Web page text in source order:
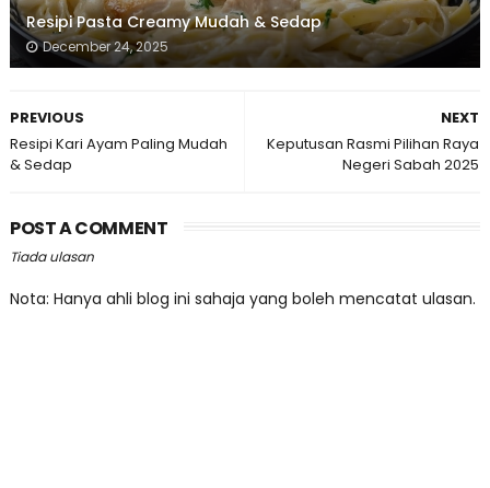
Resipi Pasta Creamy Mudah & Sedap
December 24, 2025
NEXT
Keputusan Rasmi Pilihan Raya
Negeri Sabah 2025
PREVIOUS
Resipi Kari Ayam Paling Mudah
& Sedap
POST A COMMENT
Tiada ulasan
Nota: Hanya ahli blog ini sahaja yang boleh mencatat ulasan.